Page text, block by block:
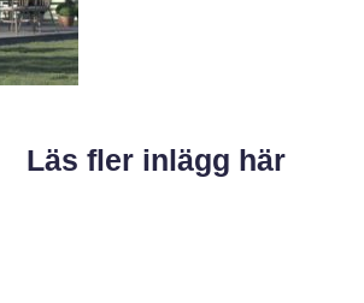
Läs fler inlägg här